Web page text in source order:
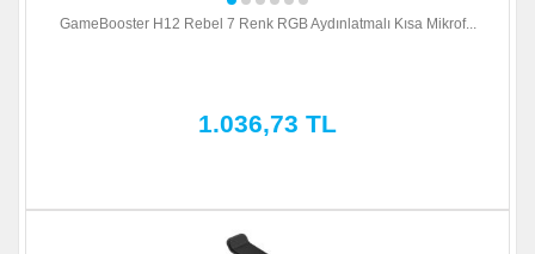
GameBooster H12 Rebel 7 Renk RGB Aydınlatmalı Kısa Mikrof...
1.036,73 TL